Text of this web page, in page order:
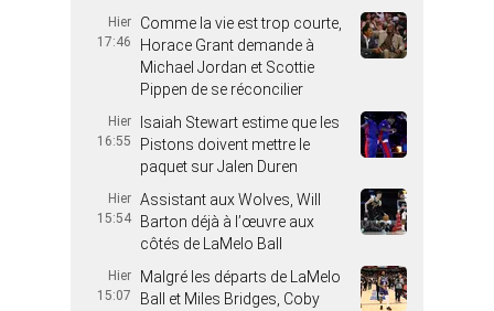
Hier
17:46
Comme la vie est trop courte,
Horace Grant demande à
Michael Jordan et Scottie
Pippen de se réconcilier
Hier
16:55
Isaiah Stewart estime que les
Pistons doivent mettre le
paquet sur Jalen Duren
Hier
15:54
Assistant aux Wolves, Will
Barton déjà à l’œuvre aux
côtés de LaMelo Ball
Hier
15:07
Malgré les départs de LaMelo
Ball et Miles Bridges, Coby